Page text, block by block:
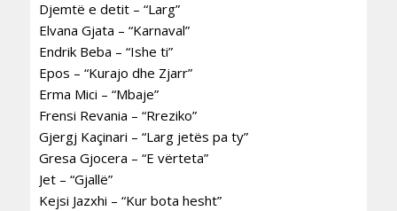
Djemtë e detit – “Larg”
Elvana Gjata – “Karnaval”
Endrik Beba – “Ishe ti”
Epos – “Kurajo dhe Zjarr”
Erma Mici – “Mbaje”
Frensi Revania – “Rreziko”
Gjergj Kaçinari – “Larg jetës pa ty”
Gresa Gjocera – “E vërteta”
Jet – “Gjallë”
Kejsi Jazxhi – “Kur bota hesht”